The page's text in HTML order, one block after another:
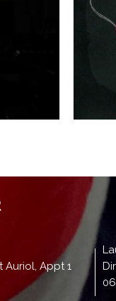
Auriol, Appt 1